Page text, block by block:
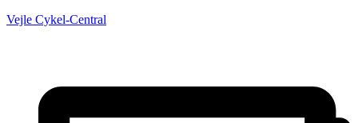
Vejle Cykel-Central